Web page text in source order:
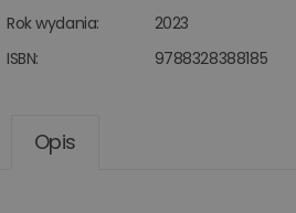
Rok wydania:
2023
ISBN:
9788328388185
Opis